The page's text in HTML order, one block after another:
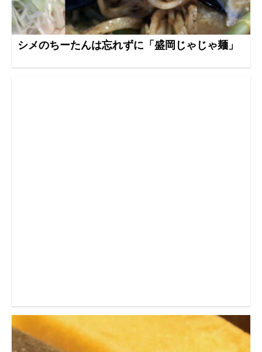
シメのちーたんは忘れずに「盛岡じゃじゃ麺」